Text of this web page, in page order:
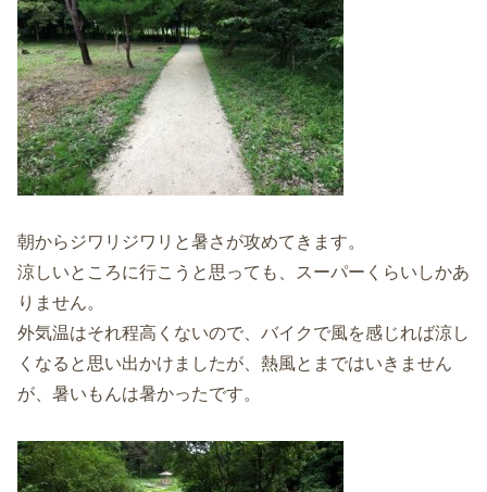
朝からジワリジワリと暑さが攻めてきます。
涼しいところに行こうと思っても、スーパーくらいしかあ
りません。
外気温はそれ程高くないので、バイクで風を感じれば涼し
くなると思い出かけましたが、熱風とまではいきません
が、暑いもんは暑かったです。